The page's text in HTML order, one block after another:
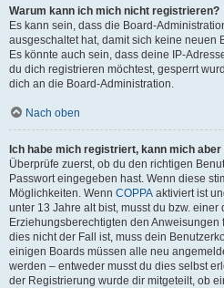
Warum kann ich mich nicht registrieren?
Es kann sein, dass die Board-
ausgeschaltet hat, damit sich keine neuen
Es könnte auch sein, dass deine IP-
du dich registrieren möchtest, gesperrt
dich an die Board-Administration.
Nach oben
Ich habe mich registriert, kann mich
Überprüfe zuerst, ob du den richtigen
Passwort eingegeben hast. Wenn diese
Möglichkeiten. Wenn COPPA aktiviert ist
unter 13 Jahre alt bist, musst du bzw.
Erziehungsberechtigten den
dies nicht der Fall ist, muss dein
einigen Boards müssen alle neu
werden – entweder musst du dies selbst
der Registrierung wurde dir mitgeteilt, ob